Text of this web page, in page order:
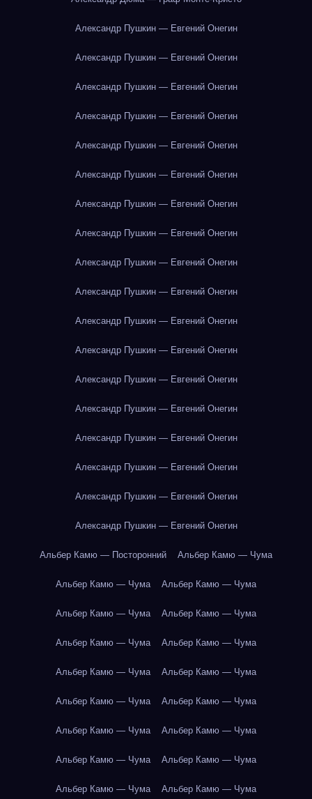
Александр Пушкин — Евгений Онегин
Александр Пушкин — Евгений Онегин
Александр Пушкин — Евгений Онегин
Александр Пушкин — Евгений Онегин
Александр Пушкин — Евгений Онегин
Александр Пушкин — Евгений Онегин
Александр Пушкин — Евгений Онегин
Александр Пушкин — Евгений Онегин
Александр Пушкин — Евгений Онегин
Александр Пушкин — Евгений Онегин
Александр Пушкин — Евгений Онегин
Александр Пушкин — Евгений Онегин
Александр Пушкин — Евгений Онегин
Александр Пушкин — Евгений Онегин
Александр Пушкин — Евгений Онегин
Александр Пушкин — Евгений Онегин
Александр Пушкин — Евгений Онегин
Александр Пушкин — Евгений Онегин
Альбер Камю — Посторонний Альбер Камю — Чума
Альбер Камю — Чума Альбер Камю — Чума
Альбер Камю — Чума Альбер Камю — Чума
Альбер Камю — Чума Альбер Камю — Чума
Альбер Камю — Чума Альбер Камю — Чума
Альбер Камю — Чума Альбер Камю — Чума
Альбер Камю — Чума Альбер Камю — Чума
Альбер Камю — Чума Альбер Камю — Чума
Альбер Камю — Чума Альбер Камю — Чума